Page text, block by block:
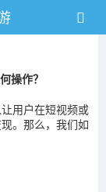
操作？
用户在短视频或
。那么，我们如